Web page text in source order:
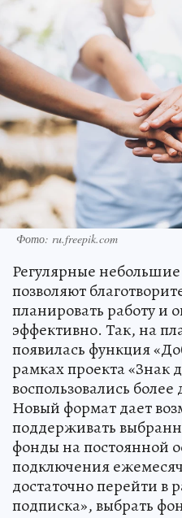
Фото: ru.freepik.com
Регулярные
позволяют
планировать работу и
эффективно. Так, на
появилась функция
рамках проекта «Знак
воспользовались более
Новый формат дает
поддерживать
фонды на постоянной
подключения
достаточно перейти в
подписка», выбрать